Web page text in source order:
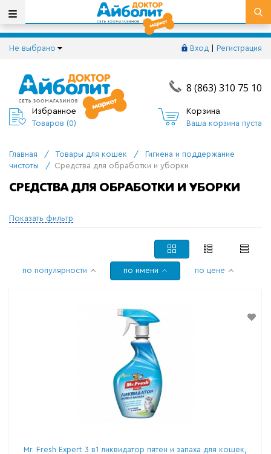
Не выбрано Вход Регистрация
8 (863) 310 75 10
Избранное
Товаров (0)
Корзина
Ваша корзина пуста
Главная / Товары для кошек /
Гигиена и поддержание
чистоты
/ Средства для обработки и уборки
СРЕДСТВА ДЛЯ ОБРАБОТКИ И УБОРКИ
Показать фильтр
по популярности по имени по цене
Mr. Fresh Expert 3 в1 ликвидатор пятен и запаха для кошек,